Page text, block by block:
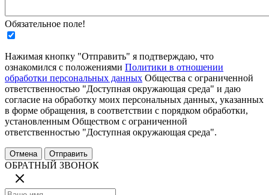
Обязательное поле!
Нажимая кнопку "Отправить" я подтверждаю, что
ознакомился с положениями Политики в отношении
обработки персональных данных Общества с ограниченной
ответственностью "Доступная окружающая среда" и даю
согласие на обработку моих персональных данных, указанных
в форме обращения, в соответствии с порядком обработки,
установленным Обществом с ограниченной
ответственностью "Доступная окружающая среда".
ОБРАТНЫЙ ЗВОНОК